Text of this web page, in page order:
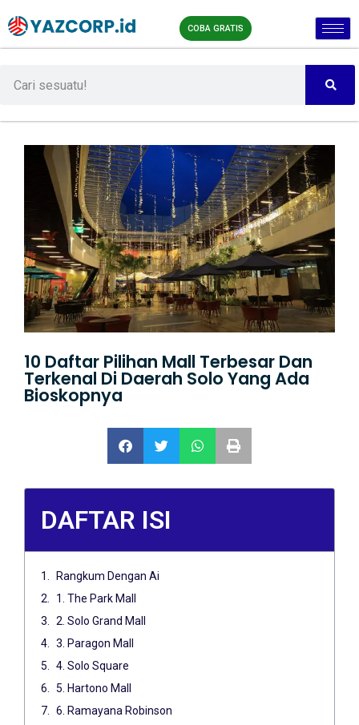
COBA GRATIS
10 Daftar Pilihan Mall Terbesar Dan
Terkenal Di Daerah Solo Yang Ada
Bioskopnya
DAFTAR ISI
Rangkum Dengan Ai
1. The Park Mall
2. Solo Grand Mall
3. Paragon Mall
4. Solo Square
5. Hartono Mall
6. Ramayana Robinson